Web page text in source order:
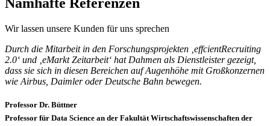
Namhafte Referenzen
Wir lassen unsere Kunden für uns sprechen
Durch die Mitarbeit in den Forschungsprojekten ‚effcientRecruiting
2.0‘ und ‚eMarkt Zeitarbeit‘ hat Dahmen als Dienstleister gezeigt,
dass sie sich in diesen Bereichen auf Augenhöhe mit Großkonzernen
wie Airbus, Daimler oder Deutsche Bahn bewegen.
Professor Dr. Büttner
Professor für Data Science an der Fakultät Wirtschaftswissenschaften der